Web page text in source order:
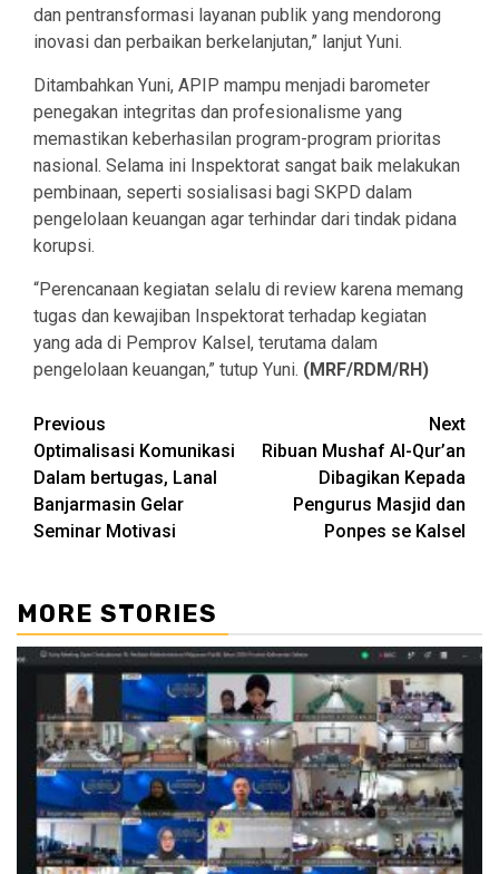
dan pentransformasi layanan publik yang mendorong
inovasi dan perbaikan berkelanjutan,” lanjut Yuni.
Ditambahkan Yuni, APIP mampu menjadi barometer
penegakan integritas dan profesionalisme yang
memastikan keberhasilan program-program prioritas
nasional. Selama ini Inspektorat sangat baik melakukan
pembinaan, seperti sosialisasi bagi SKPD dalam
pengelolaan keuangan agar terhindar dari tindak pidana
korupsi.
“Perencanaan kegiatan selalu di review karena memang
tugas dan kewajiban Inspektorat terhadap kegiatan
yang ada di Pemprov Kalsel, terutama dalam
pengelolaan keuangan,” tutup Yuni. (MRF/RDM/RH)
Continue
Reading
Previous
Optimalisasi Komunikasi
Dalam bertugas, Lanal
Banjarmasin Gelar
Seminar Motivasi
Next
Ribuan Mushaf Al-Qur’an
Dibagikan Kepada
Pengurus Masjid dan
Ponpes se Kalsel
MORE STORIES